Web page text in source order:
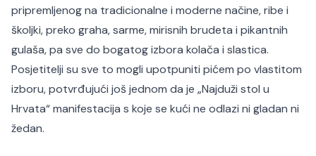
pripremljenog na tradicionalne i moderne načine, ribe i
školjki, preko graha, sarme, mirisnih brudeta i pikantnih
gulaša, pa sve do bogatog izbora kolača i slastica.
Posjetitelji su sve to mogli upotpuniti pićem po vlastitom
izboru, potvrđujući još jednom da je „Najduži stol u
Hrvata“ manifestacija s koje se kući ne odlazi ni gladan ni
žedan.